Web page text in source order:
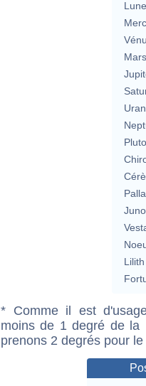
Lune
Mars
Lilith
* Comme il est
moins de 1 degré de la
prenons 2 degrés pour